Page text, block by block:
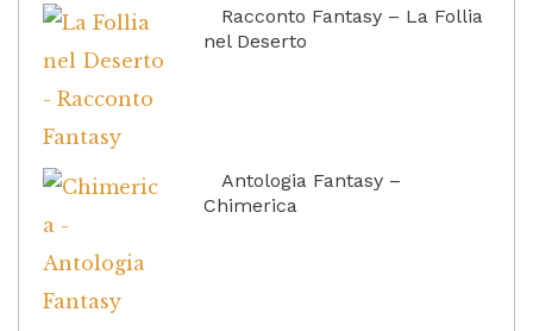
Racconto Fantasy – La Follia
nel Deserto
Antologia Fantasy –
Chimerica